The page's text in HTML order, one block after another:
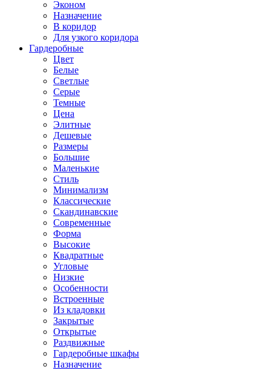
Эконом
Назначение
В коридор
Для узкого коридора
Гардеробные
Цвет
Белые
Светлые
Серые
Темные
Цена
Элитные
Дешевые
Размеры
Большие
Маленькие
Стиль
Минимализм
Классические
Скандинавские
Современные
Форма
Высокие
Квадратные
Угловые
Низкие
Особенности
Встроенные
Из кладовки
Закрытые
Открытые
Раздвижные
Гардеробные шкафы
Назначение